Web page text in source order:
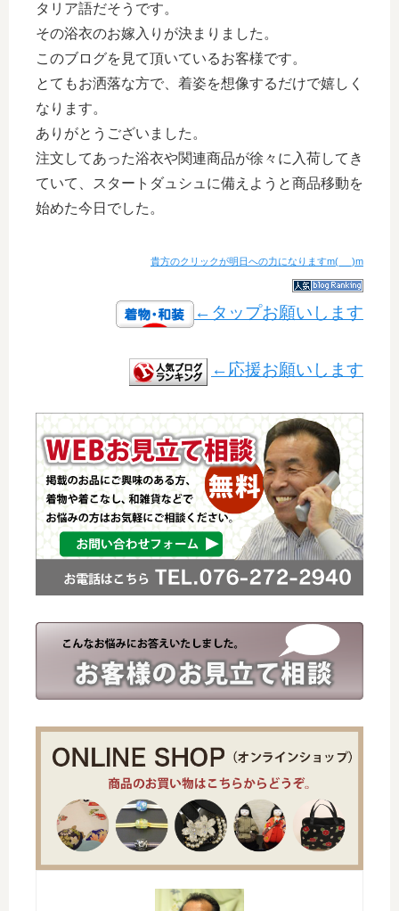
タリア語だそうです。
その浴衣のお嫁入りが決まりました。
このブログを見て頂いているお客様です。
とてもお洒落な方で、着姿を想像するだけで嬉しく
なります。
ありがとうございました。
注文してあった浴衣や関連商品が徐々に入荷してき
ていて、スタートダュシュに備えようと商品移動を
始めた今日でした。
貴方のクリックが明日への力になりますm(_ _)m
←タップお願いします
←応援お願いします